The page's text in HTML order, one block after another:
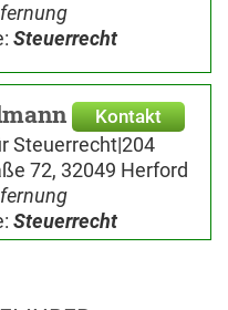
Steuerrecht
Kontakt
Steuerrecht|204
72, 32049 Herford
Steuerrecht